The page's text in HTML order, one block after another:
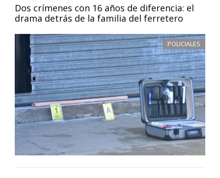
Dos crímenes con 16 años de diferencia: el
drama detrás de la familia del ferretero
POLICIALES